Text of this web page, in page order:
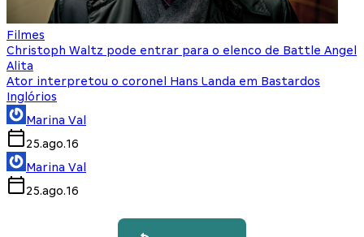
Filmes
Christoph Waltz pode entrar para o elenco de Battle Angel
Alita
Ator interpretou o coronel Hans Landa em Bastardos
Inglórios
Marina Val
25.ago.16
Marina Val
25.ago.16